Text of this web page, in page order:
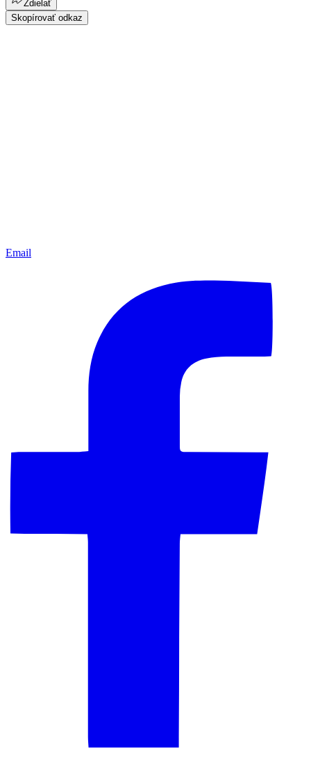
Zdielať
Skopírovať odkaz
Email